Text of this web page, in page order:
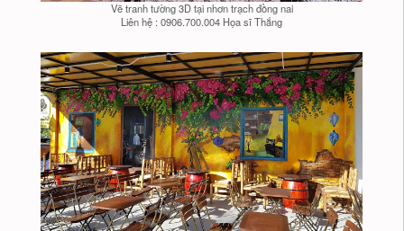
Vẽ tranh tường 3D tại nhơn trạch đồng nai
Liên hệ : 0906.700.004 Họa sĩ Thắng